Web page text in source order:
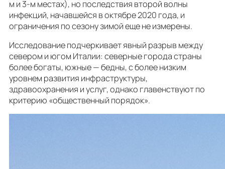
м и 3-м местах), но последствия второй волны
инфекций, начавшейся в октябре 2020 года, и
ограничения по сезону зимой еще не измерены.
Исследование подчеркивает явный разрыв между
севером и югом Италии: северные города страны
более богаты, южные — бедны, с более низким
уровнем развития инфраструктуры,
здравоохранения и услуг, однако главенствуют по
критерию «общественный порядок».